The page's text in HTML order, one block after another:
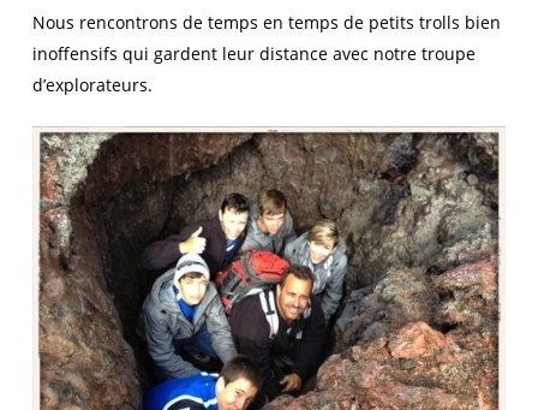
Nous rencontrons de temps en temps de petits trolls bien
inoffensifs qui gardent leur distance avec notre troupe
d’explorateurs.